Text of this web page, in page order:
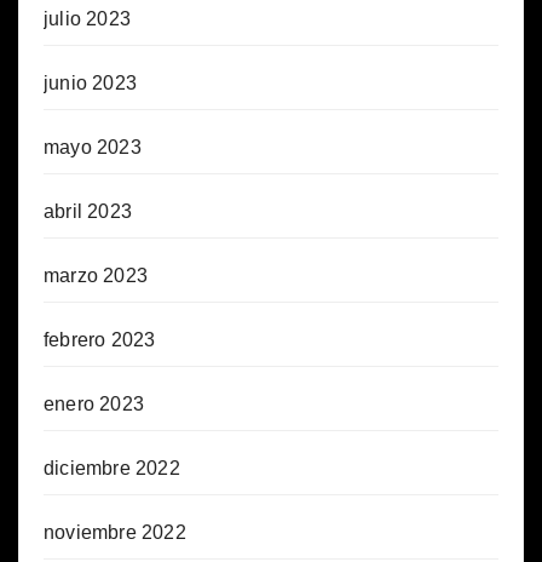
julio 2023
junio 2023
mayo 2023
abril 2023
marzo 2023
febrero 2023
enero 2023
diciembre 2022
noviembre 2022